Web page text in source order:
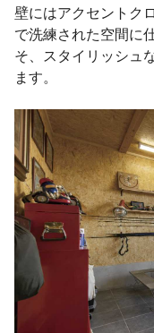
壁にはアクセントク
で洗練された空間に
そ、スタイリッシュ
ます。